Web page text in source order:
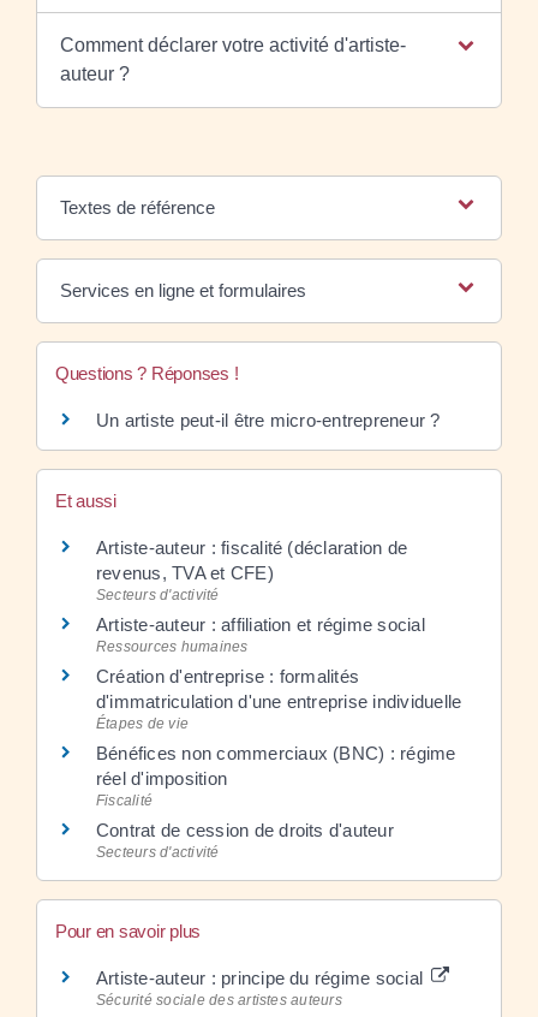
Comment déclarer votre activité d'artiste-
auteur ?
Textes de référence
Services en ligne et formulaires
Questions ? Réponses !
Un artiste peut-il être micro-entrepreneur ?
Et aussi
Artiste-auteur : fiscalité (déclaration de
revenus, TVA et CFE)
Secteurs d'activité
Artiste-auteur : affiliation et régime social
Ressources humaines
Création d'entreprise : formalités
d'immatriculation d'une entreprise individuelle
Étapes de vie
Bénéfices non commerciaux (BNC) : régime
réel d'imposition
Fiscalité
Contrat de cession de droits d'auteur
Secteurs d'activité
Pour en savoir plus
Artiste-auteur : principe du régime social
Sécurité sociale des artistes auteurs